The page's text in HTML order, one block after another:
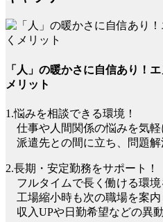
「人」の暖かさに自信あり！
メリット
1.悩みを相談できる環境！
仕事や人間関係の悩みを気軽
派遣先との間に立ち、問題解
2.長期・安定勤務をサポート！
フルタイムで長く働ける環境
工場縮小時も次の職場を案内
収入UPや日勤希望などの異